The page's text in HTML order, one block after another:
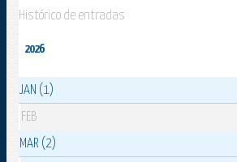
Histórico de entradas
2026
JAN (1)
FEB
MAR (2)